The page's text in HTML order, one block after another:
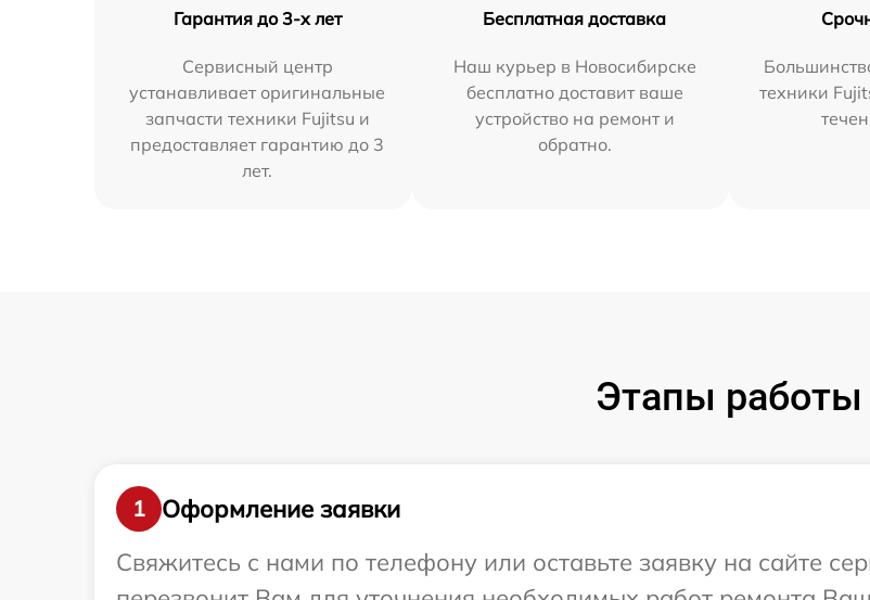
Гарантия до 3-х лет
Сервисный центр
устанавливает оригинальные
запчасти техники Fujitsu и
предоставляет гарантию до 3
лет.
Бесплатная доставка
Наш курьер в Новосибирске
бесплатно доставит ваше
устройство на ремонт и
обратно.
техники
Этапы работы
1
Оформление заявки
Свяжитесь с нами по телефону или оставьте заявку на сайте